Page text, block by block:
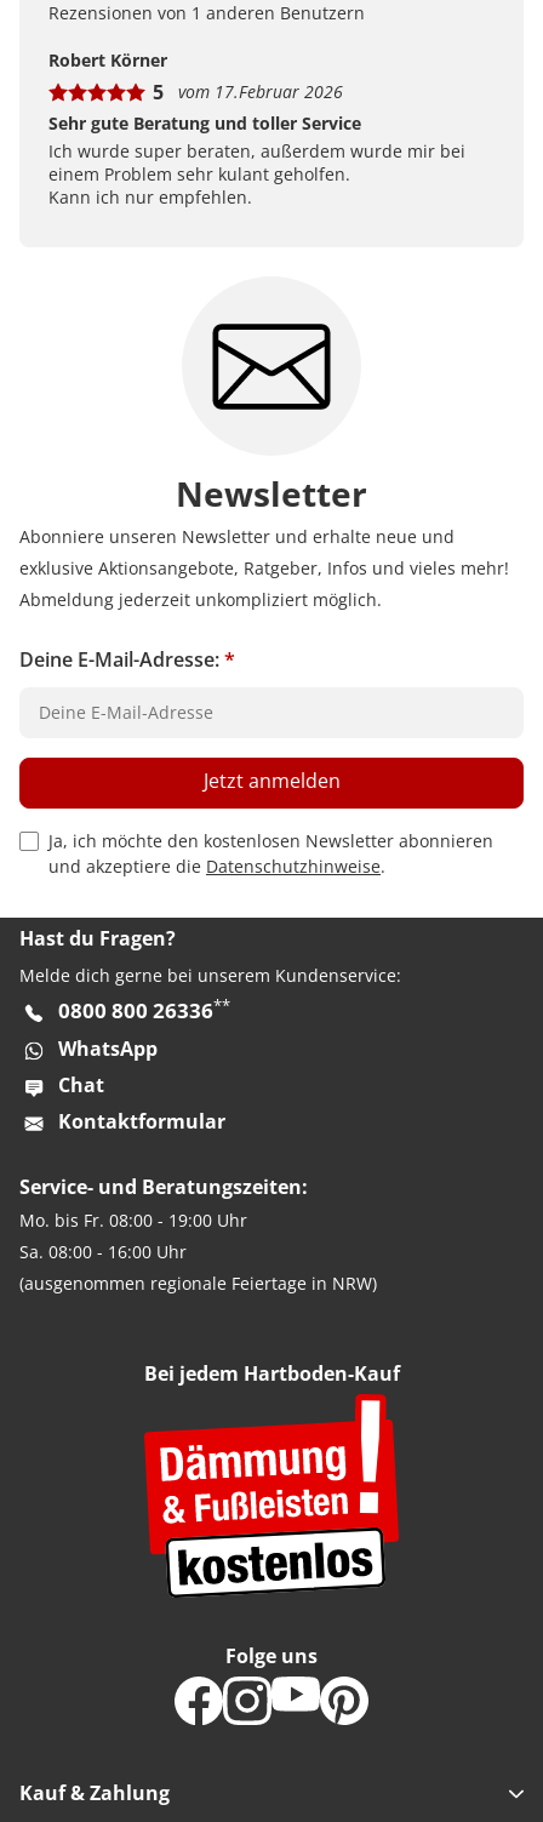
zu können. Uns ist wichtig, transparent zu zeigen, wie
Hinweis Verifizierter Kauf bedeutet.
Erfahren Sie mehr darüber, wie Kundenbewertungen
bei uns funktionieren
Rezensionen von 1 anderen Benutzern
Robert Körner
5
vom 17.Februar 2026
Sehr gute Beratung und toller Service
Ich wurde super beraten, außerdem wurde mir bei
einem Problem sehr kulant geholfen.
Kann ich nur empfehlen.
Newsletter
Abonniere unseren Newsletter und erhalte neue und
exklusive Aktionsangebote, Ratgeber, Infos und vieles mehr!
Abmeldung jederzeit unkompliziert möglich.
Deine E-Mail-Adresse:*
Privacy Policy Checkbox
Ja, ich möchte den kostenlosen Newsletter abonnieren
und akzeptiere die Datenschutzhinweise.
Jetzt anmelden
Hast du Fragen?
Melde dich gerne bei unserem Kundenservice:
0800 800 26336**
WhatsApp
Chat
Kontaktformular
Service- und Beratungszeiten:
Mo. bis Fr. 08:00 - 19:00 Uhr
Sa. 08:00 - 16:00 Uhr
(ausgenommen regionale Feiertage in NRW)
Bei jedem Hartboden-Kauf
Kauf & Zahlung
Folge uns